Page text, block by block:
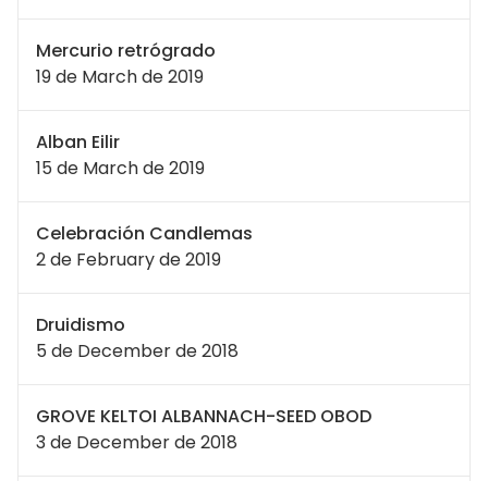
Mercurio retrógrado
19 de March de 2019
Alban Eilir
15 de March de 2019
Celebración Candlemas
2 de February de 2019
Druidismo
5 de December de 2018
GROVE KELTOI ALBANNACH-SEED OBOD
3 de December de 2018